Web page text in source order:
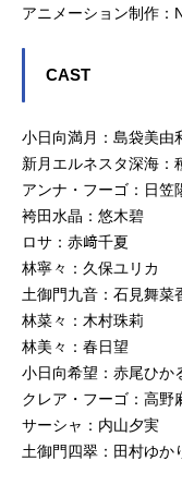
アニメーション制作：
CAST
小日向満月：島袋美由
新月エルネスタ深海：
アンナ・フーゴ：日笠
袴田水晶：悠木碧
ロサ：赤﨑千夏
林寧々：久保ユリカ
土御門九音：石見舞菜
林菜々：木村珠莉
林美々：春日望
小日向希望：赤尾ひか
クレア・フーゴ：高野
サーシャ：内山夕実
土御門四翠：田村ゆか